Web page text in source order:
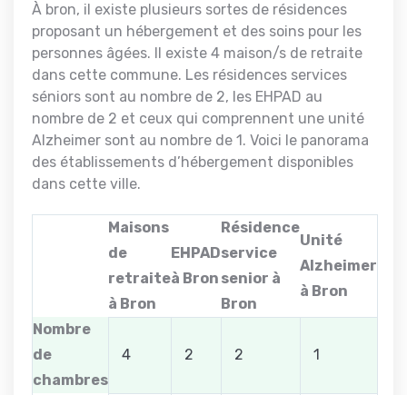
À bron, il existe plusieurs sortes de résidences
proposant un hébergement et des soins pour les
personnes âgées. Il existe 4 maison/s de retraite
dans cette commune. Les résidences services
séniors sont au nombre de 2, les EHPAD au
nombre de 2 et ceux qui comprennent une unité
Alzheimer sont au nombre de 1. Voici le panorama
des établissements d’hébergement disponibles
dans cette ville.
Maisons
de
retraite
à Bron
EHPAD
à Bron
Résidence
service
senior à
Bron
Unité
Alzheimer
à Bron
Nombre
de
chambres
4 2 2 1